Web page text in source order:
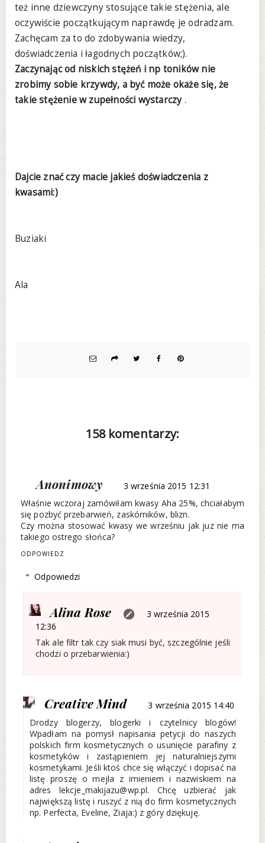
też inne dziewczyny stosujące takie stężenia, ale
oczywiście początkującym naprawdę je odradzam.
Zachęcam za to do zdobywania wiedzy,
doświadczenia i łagodnych początków;).
Zaczynając od niskich stężeń i np toników nie
zrobimy sobie krzywdy, a być może okaże się, że
takie stężenie w zupełności wystarczy.
Dajcie znać czy macie jakieś doświadczenia z
kwasami:)
Buziaki
Ala
158 komentarzy:
Anonimowy
3 września 2015 12:31
Właśnie wczoraj zamówiłam kwasy Aha 25%, chciałabym
się pozbyć przebarwień, zaskórników, blizn.
Czy można stosować kwasy we wrześniu jak juz nie ma
takiego ostrego słońca?
ODPOWIEDZ
Odpowiedzi
Alina Rose
3 września 2015
12:36
Tak ale filtr tak czy siak musi być, szczególnie jeśli
chodzi o przebarwienia:)
Creative Mind
3 września 2015 14:40
Drodzy blogerzy, blogerki i czytelnicy blogów!
Wpadłam na pomysł napisania petycji do naszych
polskich firm kosmetycznych o usunięcie parafiny z
kosmetyków i zastąpieniem jej naturalniejszymi
kosmetykami. Jeśli ktoś chce się włączyć i dopisać na
listę proszę o mejla z imieniem i nazwiskiem na
adres lekcje_makijazu@wp.pl. Chcę uzbierać jak
największą listę i ruszyć z nią do firm kosmetycznych
np. Perfecta, Eveline, Ziaja:) z góry dziękuję.